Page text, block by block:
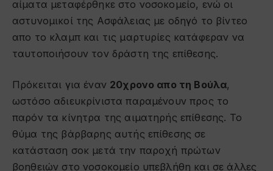
αίματα μεταφέρθηκε στο νοσοκομείο, ενώ οι
αστυνομικοί της Ασφάλειας με οδηγό το βίντεο
απο το κλαμπ και τις μαρτυρίες κατάφεραν να
ταυτοποιήσουν τον δράστη της επίθεσης.
Πρόκειται για έναν 20χρονο απο τη Βούλα,
ωστόσο αδιευκρίνιστα παραμένουν προς το
παρόν τα κίνητρα της αιματηρής επίθεσης. Το
θύμα της βάρβαρης αυτής επίθεσης σε
κατάσταση σοκ μετά την παροχή πρώτων
βοηθειών στο νοσοκομείο υπεβλήθη και σε άλλες